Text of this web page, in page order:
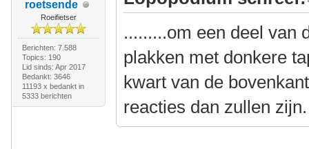
roetsende
Roeifietser
Berichten: 7.588
Topics: 190
Lid sinds: Apr 2017
Bedankt: 3646
11193 x bedankt in
5333 berichten
.........om een deel van
plakken met donkere
kwart van de
reacties dan zullen zijn.